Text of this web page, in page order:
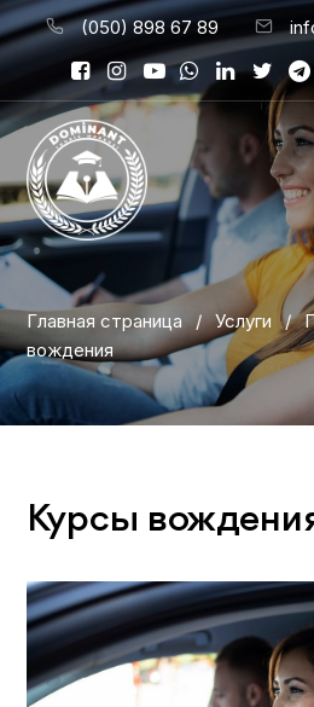
(050) 898 67 89
Главная страница / Услуги /
вождения
Курсы